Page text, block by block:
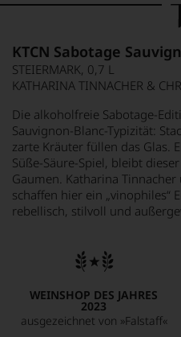
KTCN Sabotage
STEIERMARK, 0,7 L
KATHARINA TINNACHER &
Die alkoholfreie Sabotage-
Sauvignon-Blanc-Typizität:
zarte Kräuter füllen das Glas.
Süße-Säure-Spiel, bleibt
Gaumen. Katharina
schaffen hier ein „vinophiles“
rebellisch, stilvoll und
WEINSHOP DES JAHRES
2023
ausgezeichnet von »Falstaff«